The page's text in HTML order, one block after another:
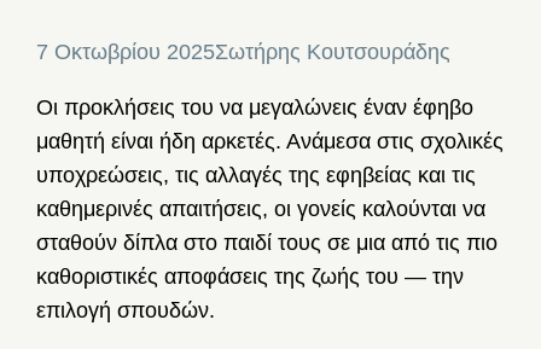
7 Οκτωβρίου 2025Σωτήρης Κουτσουράδης
Οι προκλήσεις του να μεγαλώνεις έναν έφηβο
μαθητή είναι ήδη αρκετές. Ανάμεσα στις σχολικές
υποχρεώσεις, τις αλλαγές της εφηβείας και τις
καθημερινές απαιτήσεις, οι γονείς καλούνται να
σταθούν δίπλα στο παιδί τους σε μια από τις πιο
καθοριστικές αποφάσεις της ζωής του — την
επιλογή σπουδών.